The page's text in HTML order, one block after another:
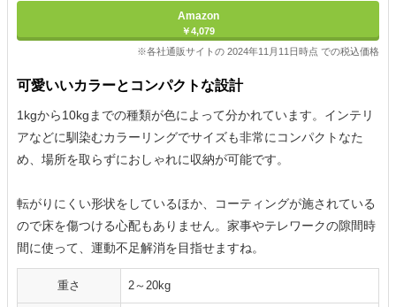
Amazon
￥4,079
※各社通販サイトの 2024年11月11日時点 での税込価格
可愛いいカラーとコンパクトな設計
1kgから10kgまでの種類が色によって分かれています。インテリ
アなどに馴染むカラーリングでサイズも非常にコンパクトなた
め、場所を取らずにおしゃれに収納が可能です。
転がりにくい形状をしているほか、コーティングが施されている
ので床を傷つける心配もありません。家事やテレワークの隙間時
間に使って、運動不足解消を目指せますね。
重さ 2～20kg